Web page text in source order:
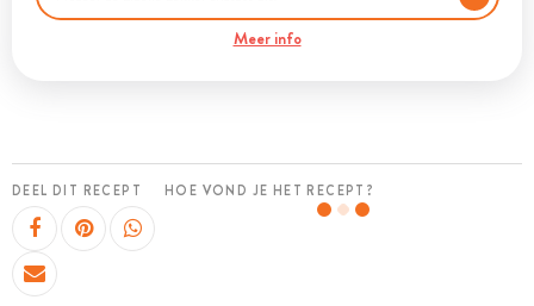
Meer info
DEEL DIT RECEPT HOE VOND JE HET RECEPT?